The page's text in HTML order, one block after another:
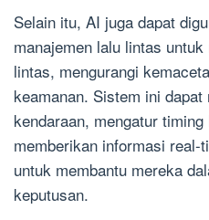
Selain itu, AI juga dapat
manajemen lalu lintas
lintas, mengurangi
keamanan. Sistem ini
kendaraan, mengatur
memberikan informasi real-
untuk membantu mereka
keputusan.